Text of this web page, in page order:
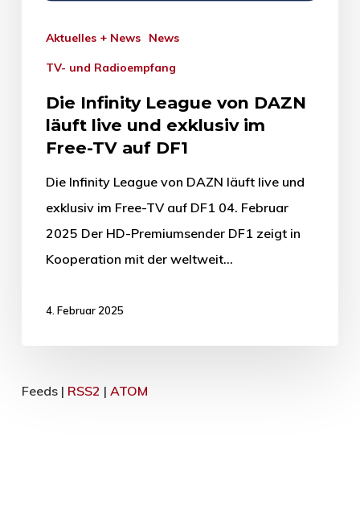
Aktuelles + News News
TV- und Radioempfang
Die Infinity League von DAZN
läuft live und exklusiv im
Free-TV auf DF1
Die Infinity League von DAZN läuft live und
exklusiv im Free-TV auf DF1 04. Februar
2025 Der HD-Premiumsender DF1 zeigt in
Kooperation mit der weltweit…
4. Februar 2025
Feeds | RSS2 | ATOM